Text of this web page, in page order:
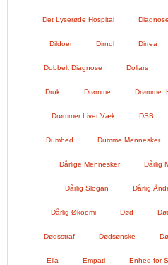
Det Lyserøde Hospital Diagnose
Dildoer Dirndl Dirrea
Dobbelt Diagnose Dollars
Druk Drømme Drømme.
Drømmer Livet Væk DSB
Dumhed Dumme Mennesker
Dårlige Mennesker Dårlig
Dårlig Slogan Dårlig
Dårlig Økoomi Død
Dødsstraf Dødsønske
Ella Empati Enhed for